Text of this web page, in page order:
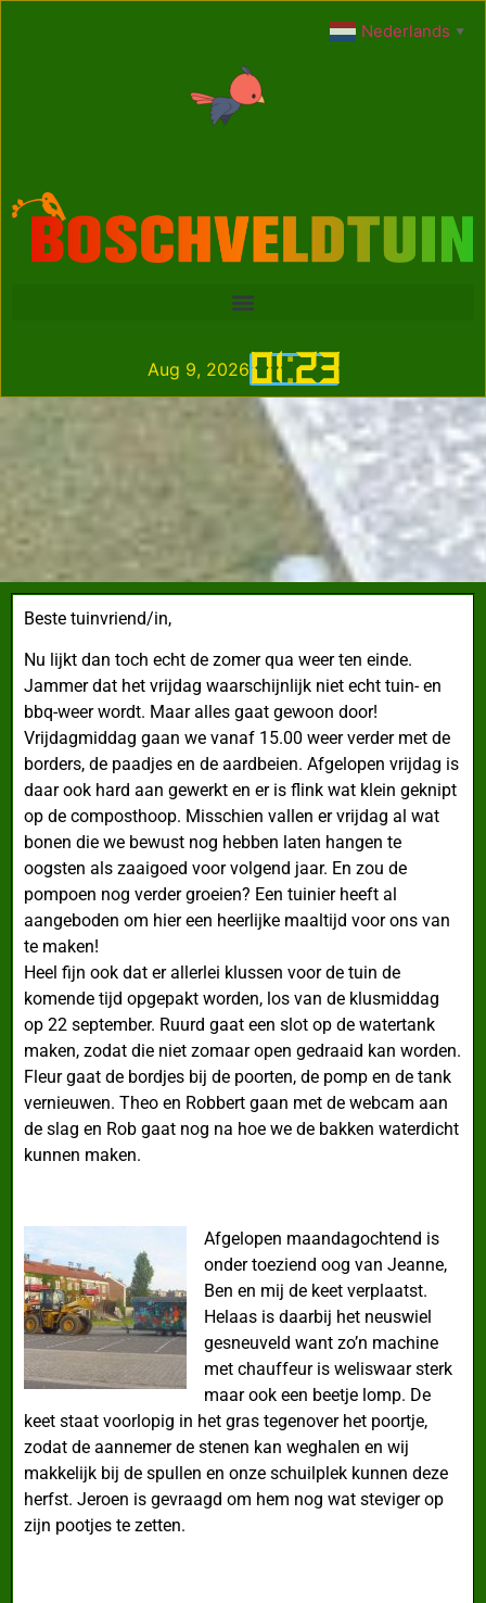
01:23
Aug 9, 2026
Beste tuinvriend/in,
Nu lijkt dan toch echt de zomerqua weer ten einde.
Jammer dat het vrijdag waarschijnlijk niet echt tuin- en
bbq-weer wordt. Maar alles gaat gewoon door!
Vrijdagmiddag gaan we vanaf 15.00 weer verder met de
borders, de paadjes en de aardbeien. Afgelopen vrijdag is
daar ook hard aan gewerkt en er is flink wat klein geknipt
op de composthoop. Misschien vallen er vrijdag al wat
bonen die we bewust nog hebben laten hangen te
oogsten als zaaigoed voor volgend jaar. En zou de
pompoen nog verder groeien? Een tuinier heeft al
aangeboden om hier een heerlijke maaltijd voor ons van
te maken!
Heel fijn ook dat er allerlei klussen voor de tuin de
komende tijd opgepakt worden, los van de klusmiddag
op 22 september. Ruurd gaat een slot op de watertank
maken, zodat die niet zomaar open gedraaid kan worden.
Fleur gaat de bordjes bij de poorten, de pomp en de tank
vernieuwen. Theo en Robbert gaan met de webcam aan
de slag en Rob gaat nog na hoe we de bakken waterdicht
kunnen maken.
Afgelopen maandagochtend is
onder toeziend oog van Jeanne,
Ben en mij de keet verplaatst.
Helaas is daarbij het neuswiel
gesneuveld want zo’n machine
met chauffeur is weliswaar sterk
maar ook een beetje lomp. De
keet staat voorlopig in het gras tegenover het poortje,
zodat de aannemer de stenen kan weghalen en wij
makkelijk bij de spullen en onze schuilplek kunnen deze
herfst. Jeroen is gevraagd om hem nog wat steviger op
zijn pootjes te zetten.
Nederlands ▼